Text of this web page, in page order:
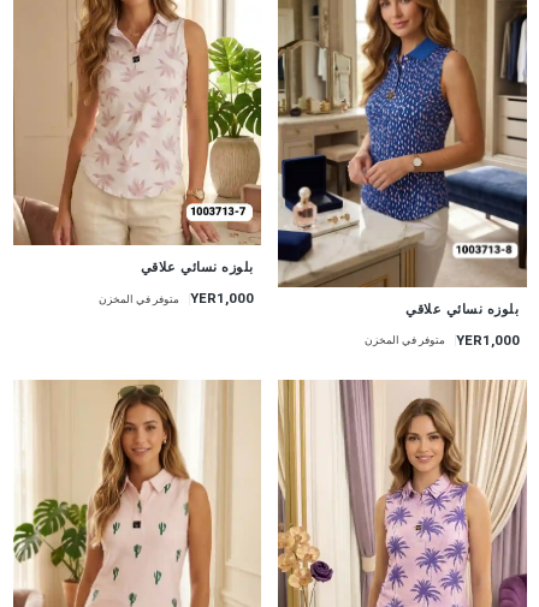
بلوزه نسائي علاقي
YER1,000 متوفر في المخزن
بلوزه نسائي علاقي
YER1,000 متوفر في المخزن